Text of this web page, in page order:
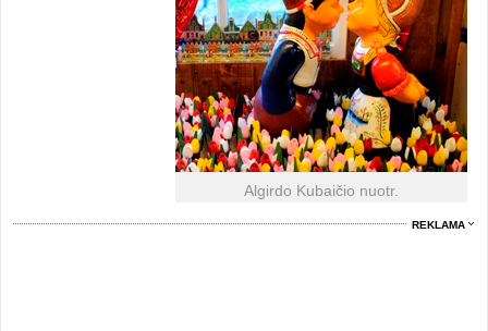
Algirdo Kubaičio nuotr.
REKLAMA